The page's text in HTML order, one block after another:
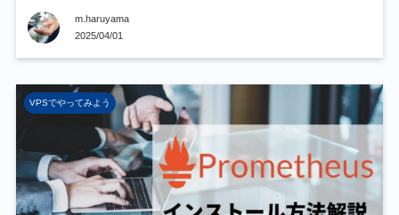
m.haruyama
2025/04/01
VPSでやってみよう